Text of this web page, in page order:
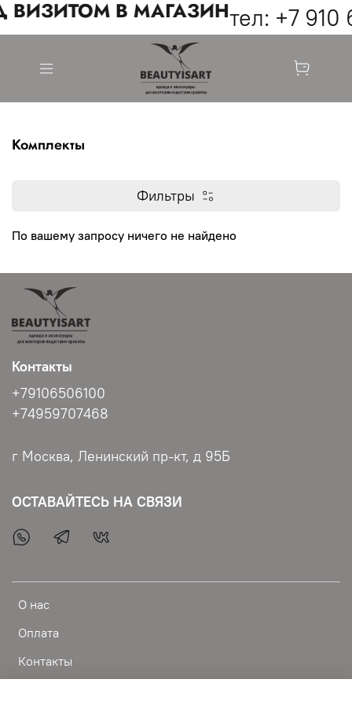
ВИЗИТОМ В МАГАЗИНтел: +7 910
Комплекты
Фильтры
По вашему запросу ничего не найдено
О нас
Оплата
Контакты
Контакты
+79106506100
+74959707468
г Москва, Ленинский пр-кт, д 95Б
ОСТАВАЙТЕСЬ НА СВЯЗИ